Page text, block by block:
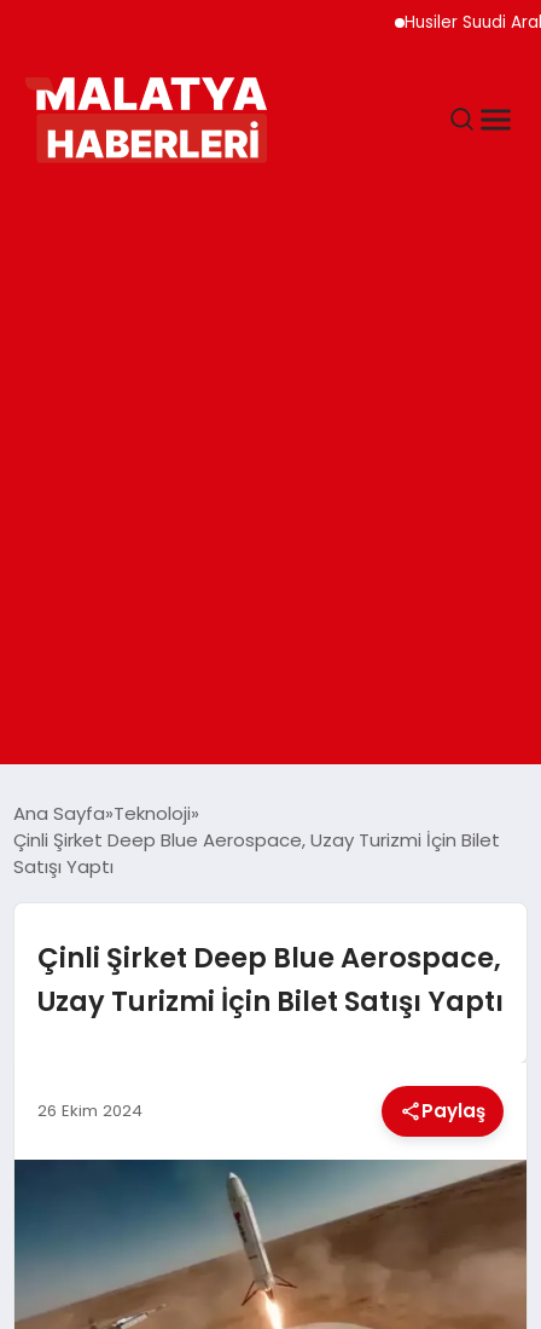
Husiler Suudi
GÜNDEM
DÜNYA
EĞITIM
MAGAZIN
SIYASET
Ana Sayfa Teknoloji
Çinli Şirket Deep Blue Aerospace, Uzay Turizmi İçin Bilet
Satışı Yaptı
Çinli Şirket Deep Blue Aerospace,
Uzay Turizmi İçin Bilet Satışı Yaptı
26 Ekim 2024 Paylaş